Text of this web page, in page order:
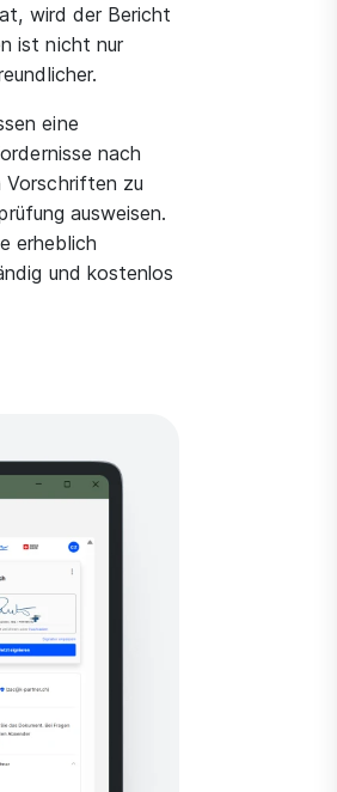
wird der Bericht
ist nicht nur
eine
nach
Vorschriften zu
ausweisen.
erheblich
und kostenlos